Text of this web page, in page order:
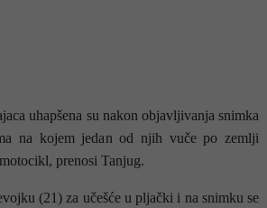
uhapšena su nakon objavljivanja snimka
na kojem jedan od njih vuče po zemlji
prenosi Tanjug.
(21) za učešće u pljački i na snimku se